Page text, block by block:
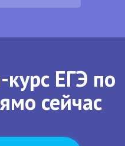
ЕГЭ по
сейчас